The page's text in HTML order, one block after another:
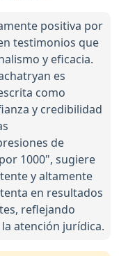
positiva por
testimonios que
y eficacia.
es
como
y credibilidad
de
1000", sugiere
y altamente
en resultados
reflejando
atención jurídica.